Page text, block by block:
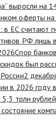
выросли на
оферты на
в ЕС считают
РФ лишь
Спор
был
2
в 2026 году
5,3 трлн рублей